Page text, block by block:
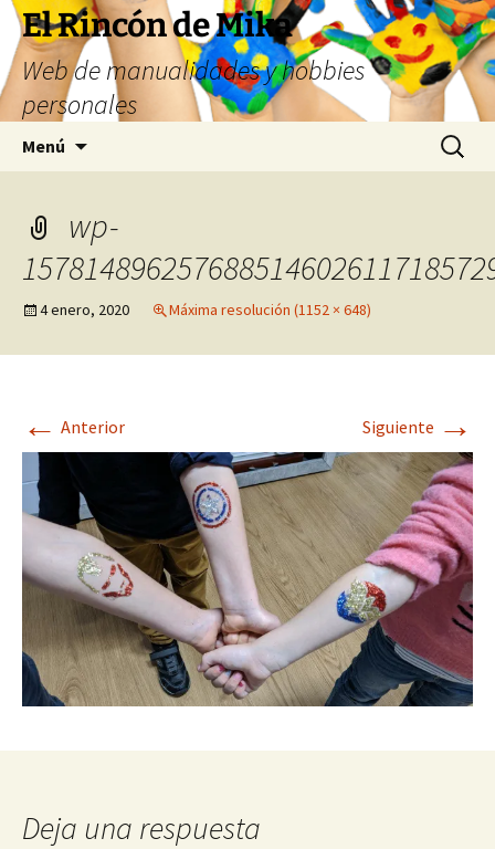
Saltar
contenido
El Rincón de Mika
Web de manualidades y hobbies
personales
Menú Buscar:
wp-
4 enero, 2020 Máxima resolución (1152 × 648)
← Anterior Siguiente →
Deja una respuesta